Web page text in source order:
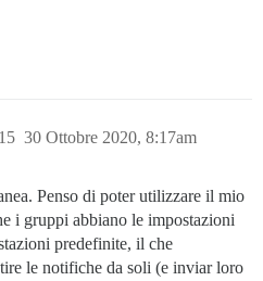
30 Ottobre 2020, 8:17am
15
Penso di poter utilizzare il mio
i gruppi abbiano le impostazioni
predefinite, il che
le notifiche da soli (e inviar loro